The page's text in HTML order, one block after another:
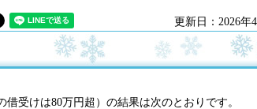
更新日：2026年
受けは80万円超）の結果は次のとおりです。